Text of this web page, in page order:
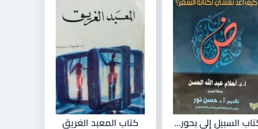
السبيل إلى بحور... كتاب المعبد الغريق